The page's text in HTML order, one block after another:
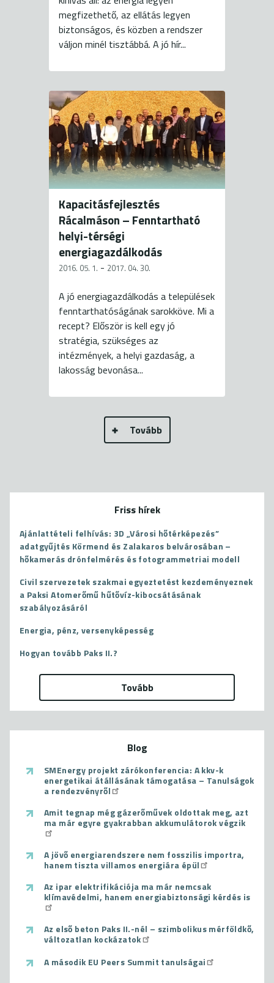
megfizethető, az ellátás legyen
biztonságos, és közben a rendszer
váljon minél tisztábbá. A jó hír...
Kapacitásfejlesztés
Rácalmáson – Fenntartható
helyi-térségi
energiagazdálkodás
2016. 05. 1. - 2017. 04. 30.
A jó energiagazdálkodás a települések
fenntarthatóságának sarokköve. Mi a
recept? Először is kell egy jó
stratégia, szükséges az
intézmények, a helyi gazdaság, a
lakosság bevonása...
Tovább
Friss hírek
Ajánlattételi felhívás: 3D „Városi hőtérképezés”
adatgyűjtés Körmend és Zalakaros belvárosában –
hőkamerás drónfelmérés és fotogrammetriai modell
Civil szervezetek szakmai egyeztetést kezdeményeznek
a Paksi Atomerőmű hűtővíz-kibocsátásának
szabályozásáról
Energia, pénz, versenyképesség
Hogyan tovább Paks II.?
Tovább
Blog
SMEnergy projekt zárókonferencia: A kkv-k
energetikai átállásának támogatása – Tanulságok
a rendezvényről
Amit tegnap még gázerőművek oldottak meg, azt
ma már egyre gyakrabban akkumulátorok végzik
A jövő energiarendszere nem fosszilis importra,
hanem tiszta villamos energiára épül
Az ipar elektrifikációja ma már nemcsak
klímavédelmi, hanem energiabiztonsági kérdés is
Az első beton Paks II.-nél – szimbolikus mérföldkő,
változatlan kockázatok
A második EU Peers Summit tanulságai